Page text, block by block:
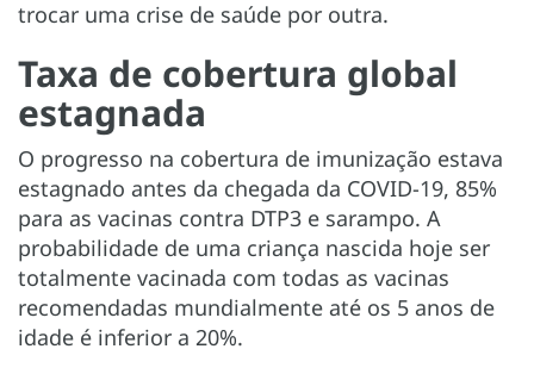
trocar uma crise de saúde por outra.
Taxa de cobertura global
estagnada
O progresso na cobertura de imunização estava
estagnado antes da chegada da COVID-19, 85%
para as vacinas contra DTP3 e sarampo. A
probabilidade de uma criança nascida hoje ser
totalmente vacinada com todas as vacinas
recomendadas mundialmente até os 5 anos de
idade é inferior a 20%.